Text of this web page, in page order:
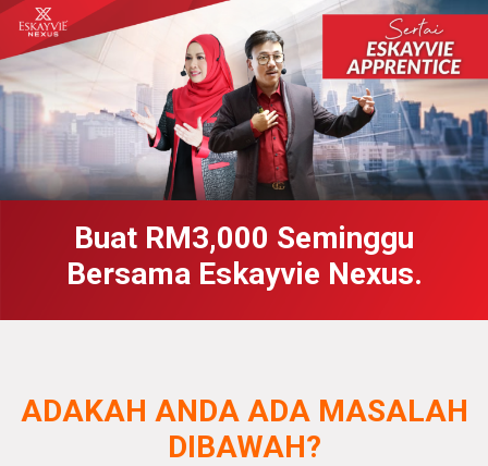
Buat RM3,000 Seminggu
Bersama Eskayvie Nexus.
ADAKAH ANDA ADA MASALAH
DIBAWAH?